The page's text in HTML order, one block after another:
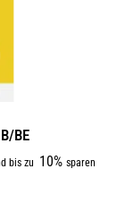
BE
bis zu 10% sparen